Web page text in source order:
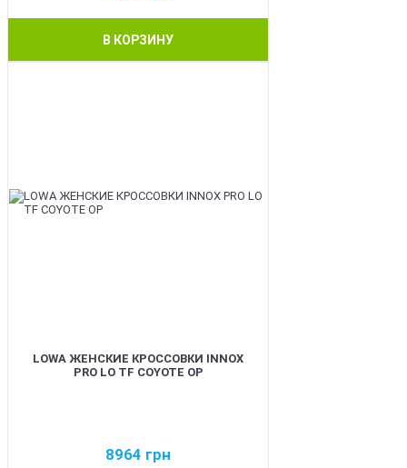
В КОРЗИНУ
LOWA ЖЕНСКИЕ КРОССОВКИ INNOX
PRO LO TF COYOTE OP
8964 грн